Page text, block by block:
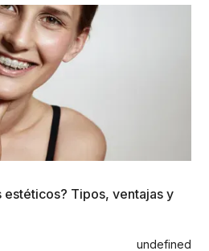
estéticos? Tipos, ventajas y
undefined